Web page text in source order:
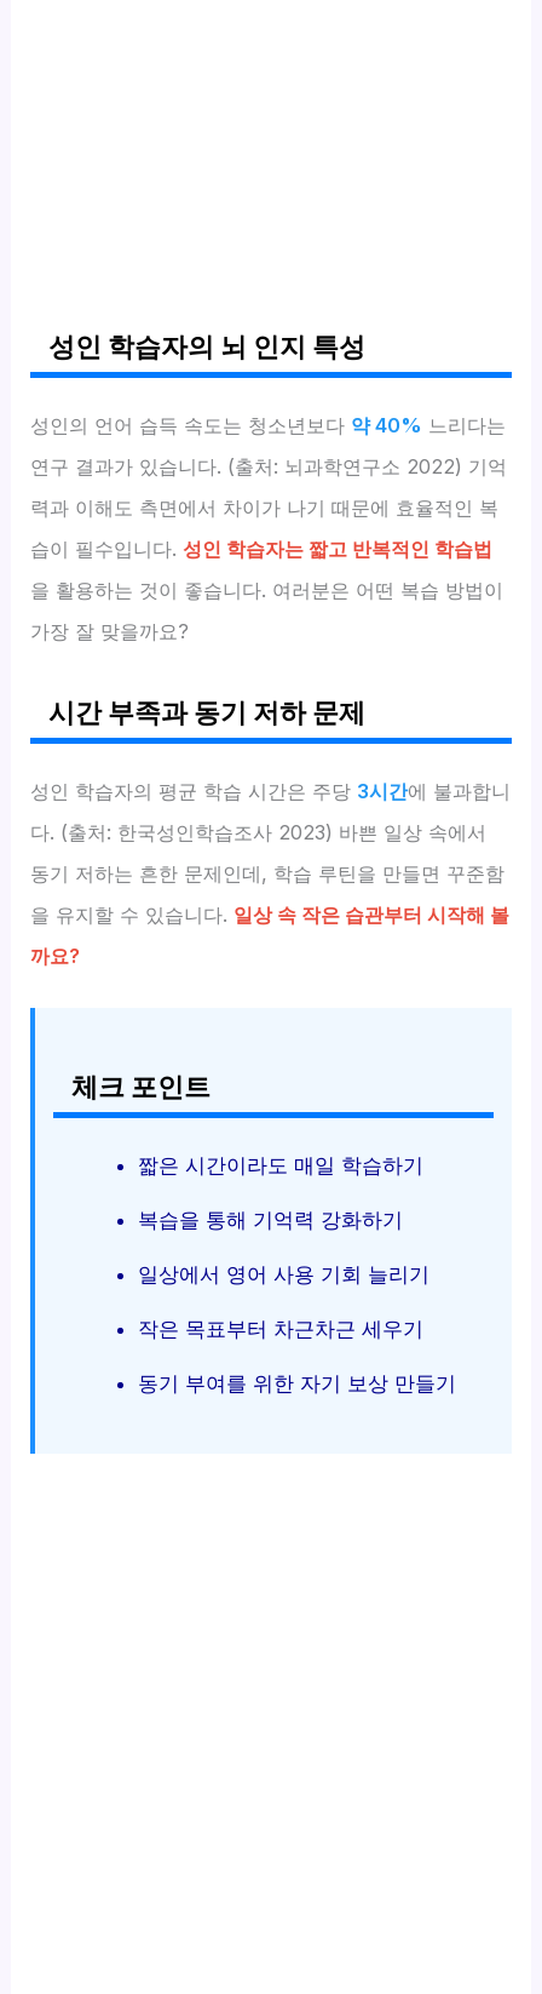
성인 학습자의 뇌 인지 특성
성인의 언어 습득 속도는 청소년보다 약 40% 느리다는
연구 결과가 있습니다. (출처: 뇌과학연구소 2022) 기억
력과 이해도 측면에서 차이가 나기 때문에 효율적인 복
습이 필수입니다. 성인 학습자는 짧고 반복적인 학습법
을 활용하는 것이 좋습니다. 여러분은 어떤 복습 방법이
가장 잘 맞을까요?
시간 부족과 동기 저하 문제
성인 학습자의 평균 학습 시간은 주당 3시간에 불과합니
다. (출처: 한국성인학습조사 2023) 바쁜 일상 속에서
동기 저하는 흔한 문제인데, 학습 루틴을 만들면 꾸준함
을 유지할 수 있습니다. 일상 속 작은 습관부터 시작해 볼
까요?
체크 포인트
짧은 시간이라도 매일 학습하기
복습을 통해 기억력 강화하기
일상에서 영어 사용 기회 늘리기
작은 목표부터 차근차근 세우기
동기 부여를 위한 자기 보상 만들기